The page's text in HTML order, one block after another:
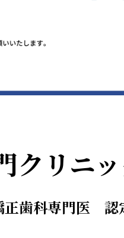
クリニ
正歯科専門医 認